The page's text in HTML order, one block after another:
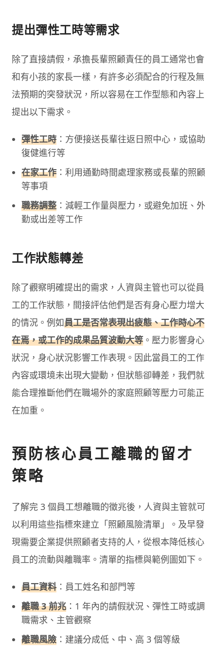
提出彈性工時等需求
除了直接請假，承擔長輩照顧責任的員工通常也會
和有小孩的家長一樣，有許多必須配合的行程及無
法預期的突發狀況，所以容易在工作型態和內容上
提出以下需求。
彈性工時 ：方便接送長輩往返日照中心，或協助
復健進行等
在家工作 ：利用通勤時間處理家務或長輩的照顧
等事項
職務調整 ：減輕工作量與壓力，或避免加班、外
勤或出差等工作
工作狀態轉差
除了觀察明確提出的需求，人資與主管也可以從員
工的工作狀態，間接評估他們是否有身心壓力增大
的情況。例如員工是否常表現出疲態、工作時心不
在焉，或工作的成果品質波動大等 。壓力影響身心
狀況，身心狀況影響工作表現。因此當員工的工作
內容或環境未出現大變動，但狀態卻轉差，我們就
能合理推斷他們在職場外的家庭照顧等壓力可能正
在加重。
預防核心員工離職的留才
策略
了解完 3 個員工想離職的徵兆後，人資與主管就可
以利用這些指標來建立「照顧風險清單」。及早發
現需要企業提供照顧者支持的人，從根本降低核心
員工的流動與離職率。清單的指標與範例圖如下。
員工資料 ：員工姓名和部門等
離職 3 前兆 ：1 年內的請假狀況、彈性工時或調
職需求、主管觀察
離職風險 ：建議分成低、中、高 3 個等級